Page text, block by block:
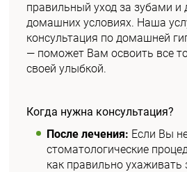
правильный уход за зубами и
домашних условиях. Наша
консультация по домашней
— поможет Вам освоить все
своей улыбкой.
Когда нужна консультация?
После лечения: Если Вы
стоматологические
как правильно ухаживать